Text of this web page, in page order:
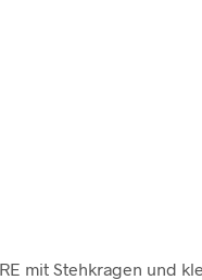
mit Stehkragen und